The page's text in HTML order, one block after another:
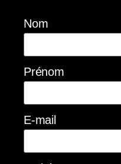
Nom
Prénom
E-mail